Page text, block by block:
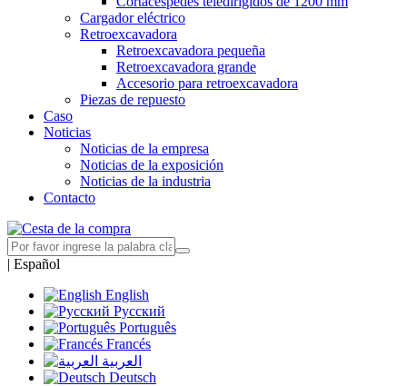
Cargador eléctrico
Retroexcavadora
Retroexcavadora pequeña
Retroexcavadora grande
Accesorio para retroexcavadora
Piezas de repuesto
Caso
Noticias
Noticias de la empresa
Noticias de la exposición
Noticias de la industria
Contacto
| Español
English
Русский
Português
Francés
العربية
Deutsch